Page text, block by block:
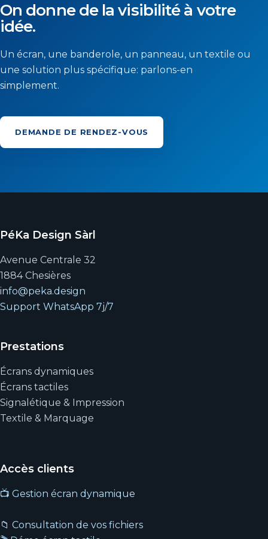
On donne de la visibilité à votre
idée.
Un écran, une banderole, un panneau, un textile ou
une solution plus spécifique: parlons-en
simplement.
DEMANDE DE RENDEZ-VOUS
PéKa Design Sàrl
Avenue Centrale 32
1884 Chesières
info@peka.design
Support WhatsApp 7j/7
Prestations
Écrans dynamiques
Écrans tactiles
Signalétique & Impression
Textile & Marquage
Accès clients
📺 Gestion écran dynamique
📁 Consultation de vos fichiers